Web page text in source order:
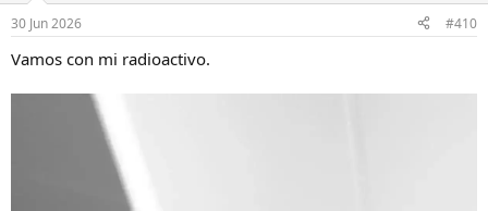
30 Jun 2026 #410
Vamos con mi radioactivo.